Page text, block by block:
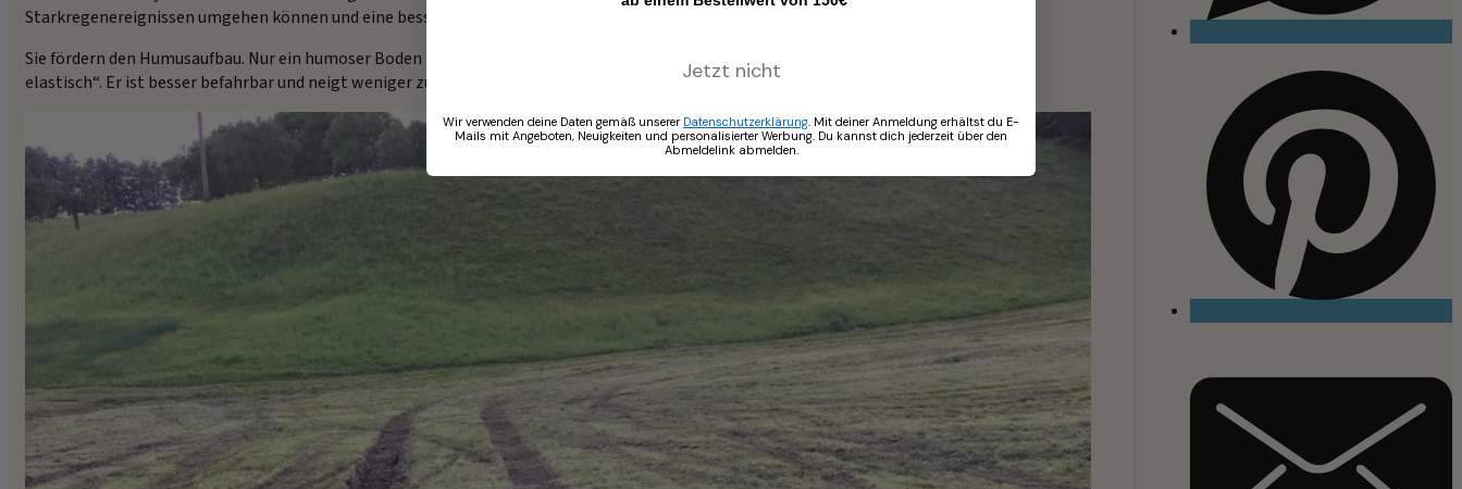
Starkregenereignissen umgehen können und eine bessere Wasserfiltrationsrate aufweisen.
Sie fördern den Humusaufbau. Nur ein humoser Boden kann Wasser gut speichern und bleibt auch im gesättigten Zustand „federnd und
elastisch“. Er ist besser befahrbar und neigt weniger zu Verdichtungen.
Jetzt nicht
Wir verwenden deine Daten gemäß unserer Datenschutzerklärung. Mit deiner Anmeldung erhältst du E-
Mails mit Angeboten, Neuigkeiten und personalisierter Werbung. Du kannst dich jederzeit über den
Abmeldelink abmelden.